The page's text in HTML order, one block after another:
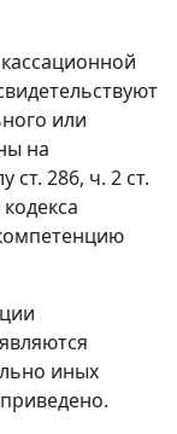
или
на
ст. 286, ч. 2 ст.
иных